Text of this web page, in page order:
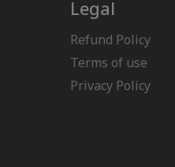
Legal
Refund Policy
Terms of use
Privacy Policy